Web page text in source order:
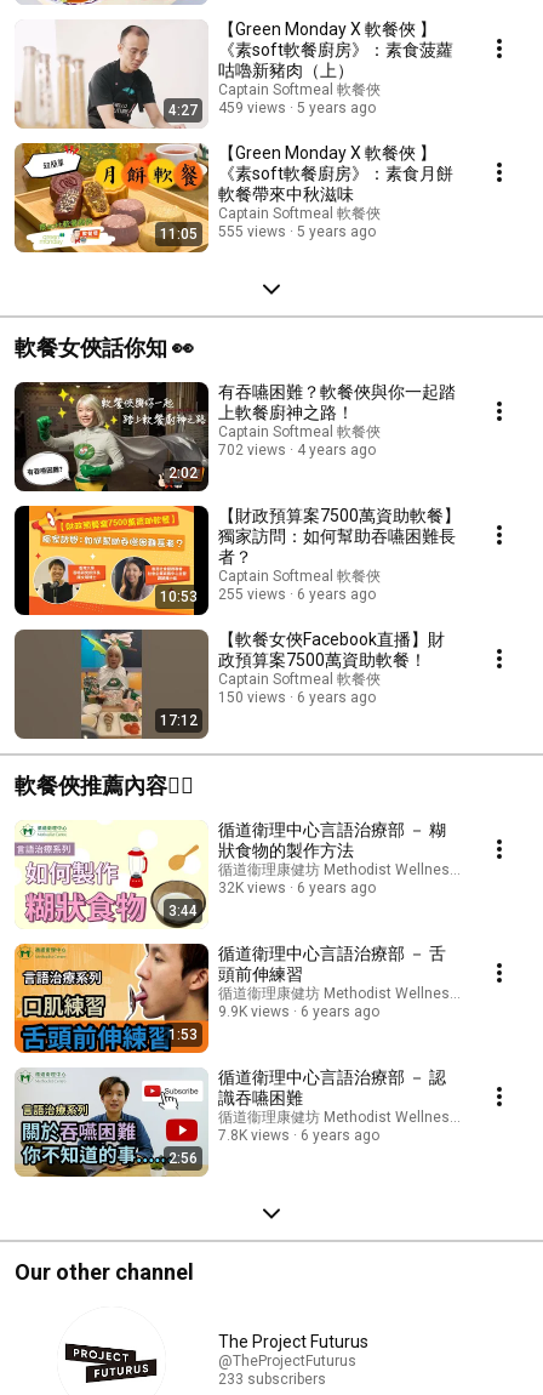
4:27
【Green Monday X 軟餐俠 】
《素soft軟餐廚房》：素食菠蘿
咕嚕新豬肉（上）
Captain Softmeal 軟餐俠
459 views
5 years ago
11:05
【Green Monday X 軟餐俠 】
《素soft軟餐廚房》：素食月餅
軟餐帶來中秋滋味
Captain Softmeal 軟餐俠
555 views
5 years ago
軟餐女俠話你知 👀
2:02
有吞嚥困難？軟餐俠與你一起踏
上軟餐廚神之路！
Captain Softmeal 軟餐俠
702 views
4 years ago
10:53
【財政預算案7500萬資助軟餐】
獨家訪問：如何幫助吞嚥困難長
者？
Captain Softmeal 軟餐俠
255 views
6 years ago
17:12
【軟餐女俠Facebook直播】財
政預算案7500萬資助軟餐！
Captain Softmeal 軟餐俠
150 views
6 years ago
軟餐俠推薦內容👍🏻
3:44
循道衛理中心言語治療部 － 糊
狀食物的製作方法
循道衞理康健坊 Methodist Wellness Centre
32K views
6 years ago
1:53
循道衛理中心言語治療部 － 舌
頭前伸練習
循道衞理康健坊 Methodist Wellness Centre
9.9K views
6 years ago
2:56
循道衛理中心言語治療部 － 認
識吞嚥困難
循道衞理康健坊 Methodist Wellness Centre
7.8K views
6 years ago
Our other channel
The Project Futurus
@TheProjectFuturus
233 subscribers